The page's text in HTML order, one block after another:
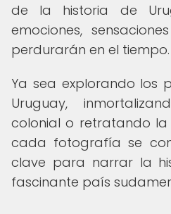
de la historia de
emociones,
perdurarán en el tiempo.
Ya sea explorando los
Uruguay,
colonial o retratando
cada fotografía se
clave para narrar la
fascinante país